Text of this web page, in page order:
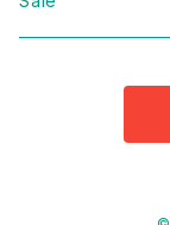
Accessories